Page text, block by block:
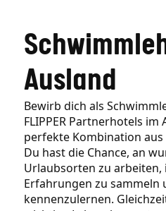
Ausland
Bewirb dich als
FLIPPER Partnerhotels
perfekte Kombination
Du hast die Chance, an
Urlaubsorten zu
Erfahrungen zu sammeln
kennenzulernen.